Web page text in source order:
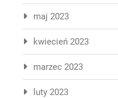
maj 2023
kwiecień 2023
marzec 2023
luty 2023